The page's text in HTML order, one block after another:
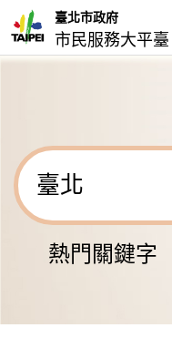
臺北市政府
市民服務大平臺
熱門關鍵字